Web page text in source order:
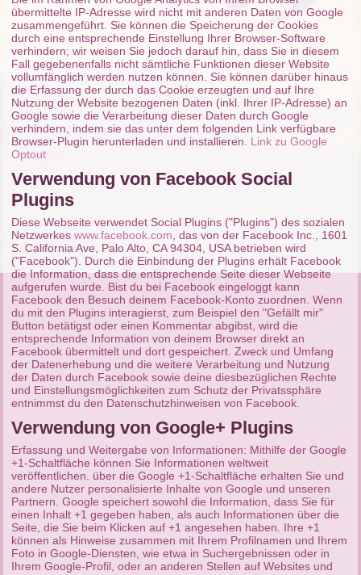
übermittelte IP-Adresse wird nicht mit anderen Daten von Google
zusammengeführt. Sie können die Speicherung der Cookies
durch eine entsprechende Einstellung Ihrer Browser-Software
verhindern; wir weisen Sie jedoch darauf hin, dass Sie in diesem
Fall gegebenenfalls nicht sämtliche Funktionen dieser Website
vollumfänglich werden nutzen können. Sie können darüber hinaus
die Erfassung der durch das Cookie erzeugten und auf Ihre
Nutzung der Website bezogenen Daten (inkl. Ihrer IP-Adresse) an
Google sowie die Verarbeitung dieser Daten durch Google
verhindern, indem sie das unter dem folgenden Link verfügbare
Browser-Plugin herunterladen und installieren. Link zu Google
Optout
Verwendung von Facebook Social
Plugins
Diese Webseite verwendet Social Plugins ("Plugins") des sozialen
Netzwerkeswww.facebook.com , das von der Facebook Inc., 1601
S. California Ave, Palo Alto, CA 94304, USA betrieben wird
("Facebook"). Durch die Einbindung der Plugins erhält Facebook
die Information, dass die entsprechende Seite dieser Webseite
aufgerufen wurde. Bist du bei Facebook eingeloggt kann
Facebook den Besuch deinem Facebook-Konto zuordnen. Wenn
du mit den Plugins interagierst, zum Beispiel den "Gefällt mir"
Button betätigst oder einen Kommentar abgibst, wird die
entsprechende Information von deinem Browser direkt an
Facebook übermittelt und dort gespeichert. Zweck und Umfang
der Datenerhebung und die weitere Verarbeitung und Nutzung
der Daten durch Facebook sowie deine diesbezüglichen Rechte
und Einstellungsmöglichkeiten zum Schutz der Privatssphäre
entnimmst du den Datenschutzhinweisen von Facebook.
Verwendung von Google+ Plugins
Erfassung und Weitergabe von Informationen: Mithilfe der Google
+1-Schaltfläche können Sie Informationen weltweit
veröffentlichen. über die Google +1-Schaltfläche erhalten Sie und
andere Nutzer personalisierte Inhalte von Google und unseren
Partnern. Google speichert sowohl die Information, dass Sie für
einen Inhalt +1 gegeben haben, als auch Informationen über die
Seite, die Sie beim Klicken auf +1 angesehen haben. Ihre +1
können als Hinweise zusammen mit Ihrem Profilnamen und Ihrem
Foto in Google-Diensten, wie etwa in Suchergebnissen oder in
Ihrem Google-Profil, oder an anderen Stellen auf Websites und